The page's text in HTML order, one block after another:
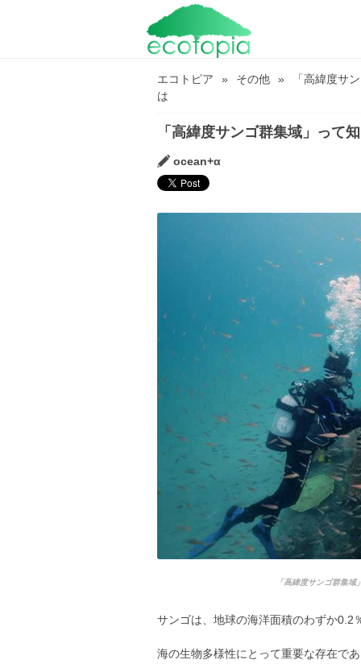
エコトピア その他
「高緯度サ
は
「高緯度サンゴ群集域」って
ocean+α
「高緯度サンゴ群集
サンゴは、地球の海洋面積のわずか0.2
海の生物多様性にとって重要な存在で